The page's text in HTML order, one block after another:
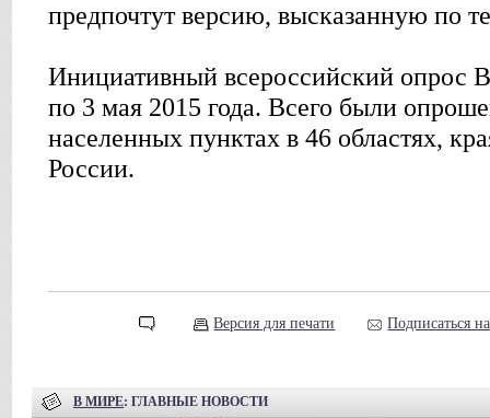
предпочтут версию, высказанную по
Инициативный всероссийский
по 3 мая 2015 года. Всего были
населенных пунктах в 46 областях,
России.
Версия для печати Подписаться
В МИРЕ: ГЛАВНЫЕ НОВОСТИ